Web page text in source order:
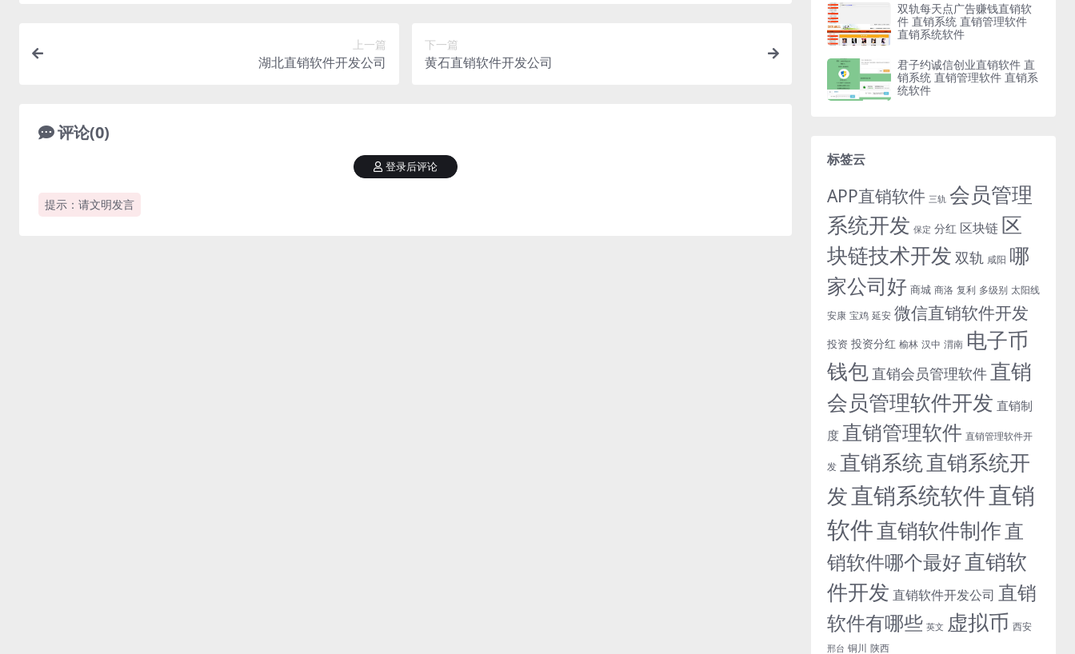
上一篇
湖北直销软件开发公司
下一篇
黄石直销软件开发公司
评论(0)
提示：请文明发言
登录后评论
双轨每天点广告赚钱直销软
件 直销系统 直销管理软件
直销系统软件
君子约诚信创业直销软件 直
销系统 直销管理软件 直销系
统软件
标签云
APP直销软件 三轨 会员管理
系统开发 保定 分红 区块链 区
块链技术开发 双轨 咸阳 哪
家公司好 商城 商洛 复利 多级别 太阳线
安康 宝鸡 延安 微信直销软件开发
投资 投资分红 榆林 汉中 渭南 电子币
钱包 直销会员管理软件 直销
会员管理软件开发 直销制
度 直销管理软件 直销管理软件开
发 直销系统直销系统开
发直销系统软件直销
软件直销软件制作直
销软件哪个最好直销软
件开发 直销软件开发公司 直销
软件有哪些 英文 虚拟币 西安
邢台 铜川 陕西